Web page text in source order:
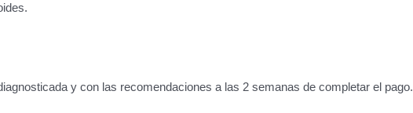
y con las recomendaciones a las 2 semanas de completar el pago.